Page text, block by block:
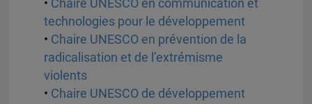
• Chaire UNESCO en communication et
technologies pour le développement
• Chaire UNESCO en prévention de la
radicalisation et de l’extrémisme
violents
• Chaire UNESCO de développement